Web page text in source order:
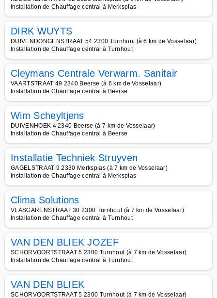
Installation de Chauffage central à Merksplas
DIRK WUYTS
DUIVENDONGENSTRAAT 54 2300 Turnhout (à 6 km de Vosselaar)
Installation de Chauffage central à Turnhout
Cleymans Centrale Verwarm. Sanitair
VAARTSTRAAT 49 2340 Beerse (à 6 km de Vosselaar)
Installation de Chauffage central à Beerse
Wim Scheyltjens
DUIVENHOEK 4 2340 Beerse (à 7 km de Vosselaar)
Installation de Chauffage central à Beerse
Installatie Techniek Struyven
GAGELSTRAAT 9 2330 Merksplas (à 7 km de Vosselaar)
Installation de Chauffage central à Merksplas
Clima Solutions
VLASGARENSTRAAT 30 2300 Turnhout (à 7 km de Vosselaar)
Installation de Chauffage central à Turnhout
VAN DEN BLIEK JOZEF
SCHORVOORTSTRAAT 5 2300 Turnhout (à 7 km de Vosselaar)
Installation de Chauffage central à Turnhout
VAN DEN BLIEK
SCHORVOORTSTRAAT 5 2300 Turnhout (à 7 km de Vosselaar)